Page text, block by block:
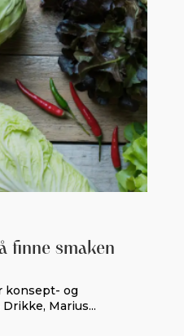
finne smaken
konsept- og
Marius...